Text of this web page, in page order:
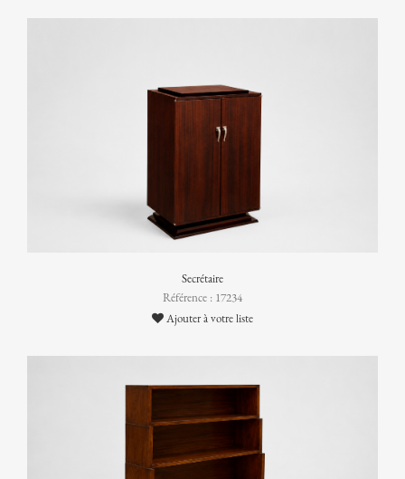
Secrétaire
Référence : 17234
Ajouter à votre liste